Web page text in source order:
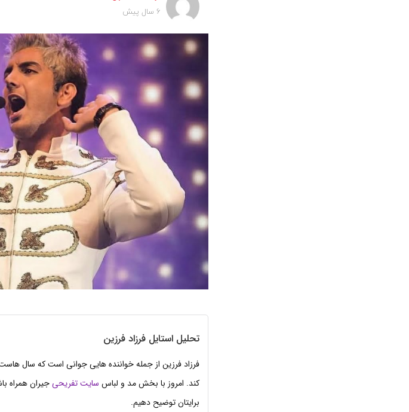
6 سال پیش
تحلیل استایل فرزاد فرزین
فرزاد فرزین از جمله خواننده هایی جوانی است که سال
کند. امروز با بخش مد و لباس سایت تفریحیجیران همراه
برایتان توضیح دهیم.